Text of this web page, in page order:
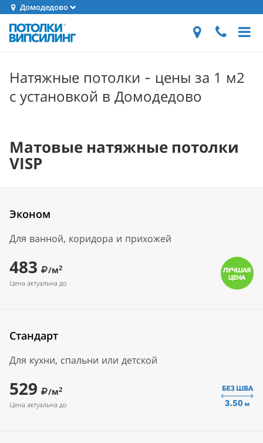
Домодедово
Натяжные потолки - цены за 1 м2
с установкой в Домодедово
Матовые натяжные потолки
VISP
Эконом
Для ванной, коридора и прихожей
483 /м2
Цена актуальна до
Стандарт
Для кухни, спальни или детской
529 /м2
Цена актуальна до